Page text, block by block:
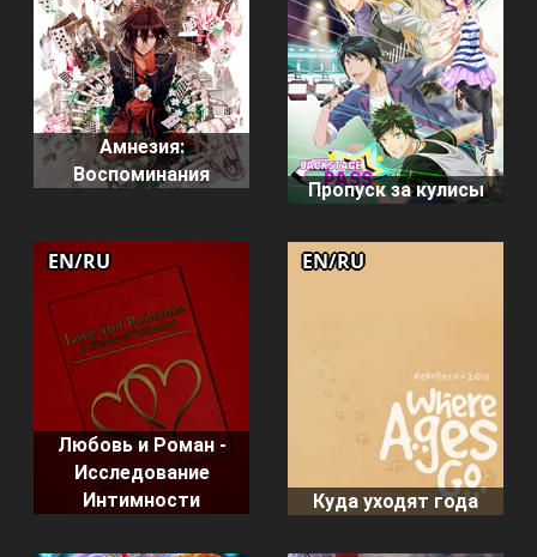
Амнезия:
Воспоминания
Пропуск за кулисы
Любовь и Роман -
Исследование
Интимности
EN/RU
Куда уходят года
EN/RU